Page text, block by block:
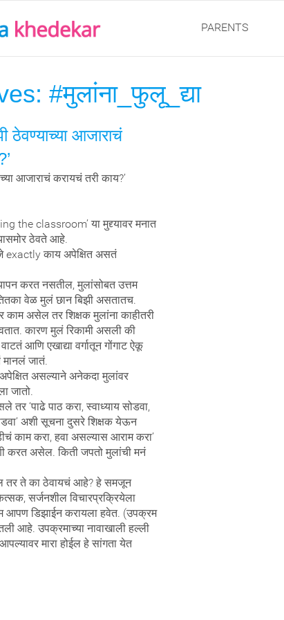
PARENTS
#मुलांना_फुलू_द्या
ठेवण्याच्या आजाराचं
आजाराचं करायचं तरी काय?’
the classroom’ या मुद्द्यावर मनात
ठेवते आहे.
exactly काय अपेक्षित असतं
करत नसतील, मुलांसोबत उत्तम
वेळ मुलं छान बिझी असतातच.
काम असेल तर शिक्षक मुलांना काहीतरी
कारण मुलं रिकामी असली की
आणि एखाद्या वर्गातून गोंगाट ऐकू
जातं.
असल्याने अनेकदा मुलांवर
जातो.
तर ‘पाढे पाठ करा, स्वाध्याय सोडवा,
अशी सूचना दुसरे शिक्षक येऊन
काम करा, हवा असल्यास आराम करा’
करत असेल. किती जपतो मुलांची मनं
तर ते का ठेवायचं आहे? हे समजून
सर्जनशील विचारप्रक्रियेला
आपण डिझाईन करायला हवेत. (उपक्रम
आहे. उपक्रमाच्या नावाखाली हल्ली
मारा होईल हे सांगता येत